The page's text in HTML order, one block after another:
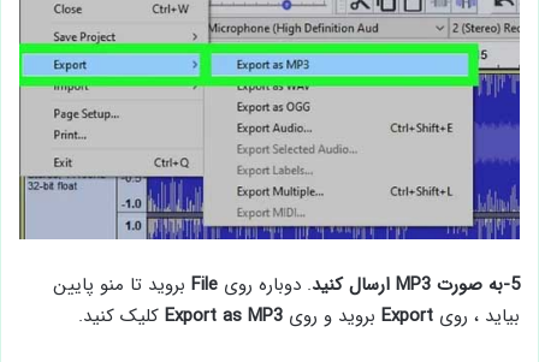
5-به صورت MP3 ارسال کنید . دوباره روی File بروید تا منو پایین
بیاید ، روی Export بروید و روی Export as MP3 کلیک کنید.